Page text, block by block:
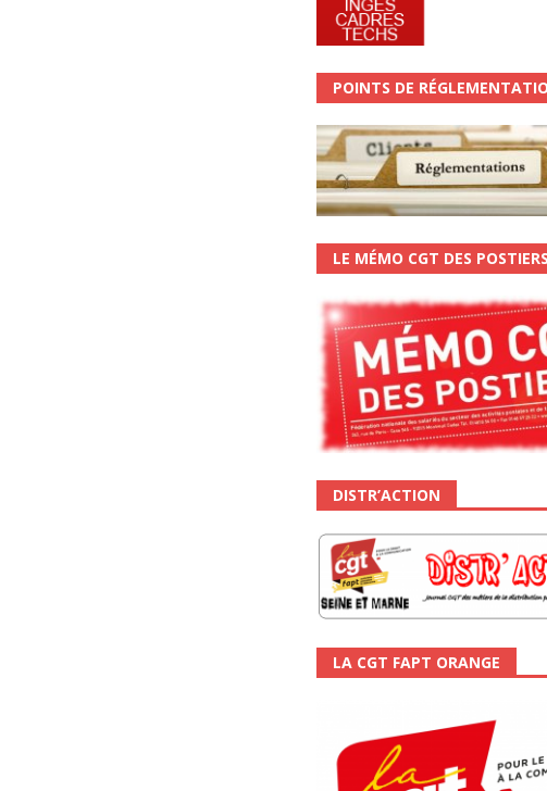
POINTS DE
LE MÉMO CGT DES
DISTR’ACTION
LA CGT FAPT ORANGE